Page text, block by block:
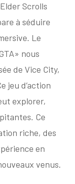
Scrolls
à séduire
Le
nous
de Vice City,
jeu d’action
explorer,
Ce
riche, des
en
venus.